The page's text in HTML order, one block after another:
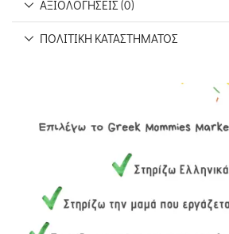
ΑΞΙΟΛΟΓΉΣΕΙΣ (0)
ΠΟΛΙΤΙΚΉ ΚΑΤΑΣΤΉΜΑΤΟΣ